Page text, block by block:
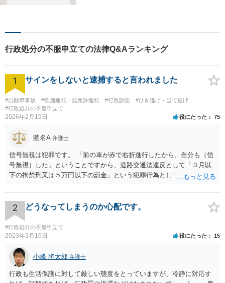
行政処分の不服申立ての法律Q&Aランキング
1 サインをしないと逮捕すると言われました
#自動車事故 #飲酒運転・無免許運転 #行政訴訟
#ひき逃げ・当て逃げ
#行政処分の不服申立て
2026年2月19日 役にたった 75
匿名A 弁護士
信号無視は犯罪です。 「前の車が赤で右折進行したから、自分も（信
号無視）した」ということですから、道路交通法違反として「３月以
下の拘禁刑又は５万円以下の罰金」という犯罪行為として処罰される
ようとしまいと現行犯逮捕できるわけです。 そこを、「サインをしな
いと逮捕する」というのは、「現行犯逮捕して刑事処分（罰金でも前
科になる）にできるが、認めてサインすれば反則処理（何千円程度の
反則金があっても前科にならない）ですませてあげる」という意味で
す。 あなたはこの警察官を非難するのではなく、感謝すべきというこ
とです。 警察官の「こんな事を言うのだったら免許証返した方がい
い」との発言ですが、実際「前の車が赤で右折進行したから、自分も
（信号無視）した」というあなたと同じ考えの人が運転をしている公
道は、きちんと交通ルールを守っている人や歩行者らにとってとても
2 どうなってしまうのか心配です。
#行政処分の不服申立て
2023年3月16日 役にたった 15
小峰 将太郎 弁護士
行政も生活保護に対して厳しい態度をとっていますが、冷静に対応す